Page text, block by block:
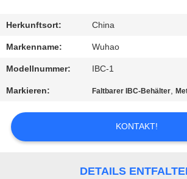
EIN
ZITAT
SITEMAP
PRIVACY
POLICY
Herkunftsort: China
Markenname: Wuhao
Modellnummer: IBC-1
Markieren: Faltbarer IBC-Behälter,
KONTAKT!
DETAILS